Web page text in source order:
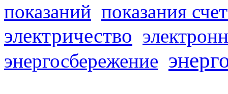
показаний показания
электричество
энергосбережение